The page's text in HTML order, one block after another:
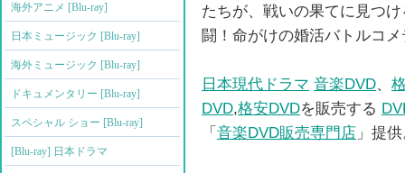
海外アニメ [Blu-ray]
日本ミュージック [Blu-ray]
海外ミュージック [Blu-ray]
ドキュメンタリー [Blu-ray]
スペシャル ショー [Blu-ray]
[Blu-ray] 日本ドラマ
たちが、戦いの果てに見つ
闘！命がけの婚活バトルコ
日本現代ドラマ 音楽DVD、
DVD,格安DVDを販売する
「 音楽DVD販売専門店 」提